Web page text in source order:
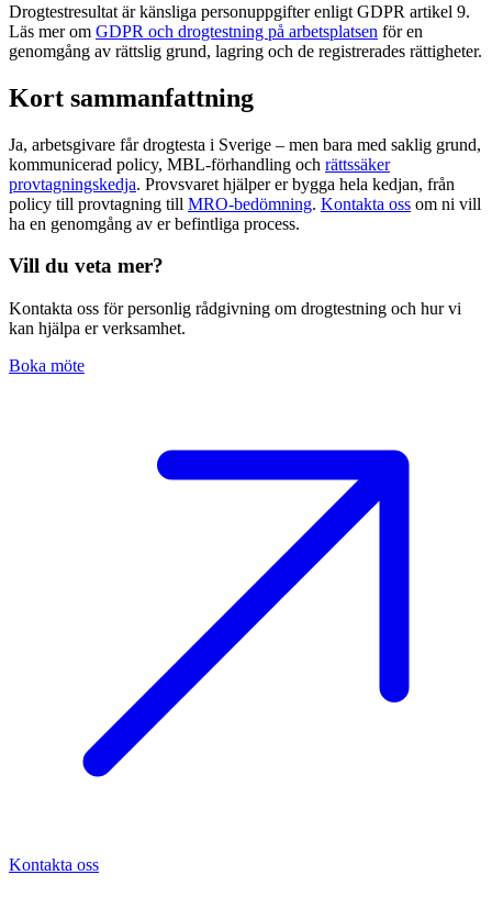
Drogtestresultat är känsliga personuppgifter enligt GDPR artikel 9.
Läs mer om GDPR och drogtestning på arbetsplatsen för en
genomgång av rättslig grund, lagring och de registrerades rättigheter.
Kort sammanfattning
Ja, arbetsgivare får drogtesta i Sverige – men bara med saklig grund,
kommunicerad policy, MBL-förhandling och rättssäker
provtagningskedja. Provsvaret hjälper er bygga hela kedjan, från
policy till provtagning till MRO-bedömning. Kontakta oss om ni vill
ha en genomgång av er befintliga process.
Vill du veta mer?
Kontakta oss för personlig rådgivning om drogtestning och hur vi
kan hjälpa er verksamhet.
Boka möte
Kontakta oss